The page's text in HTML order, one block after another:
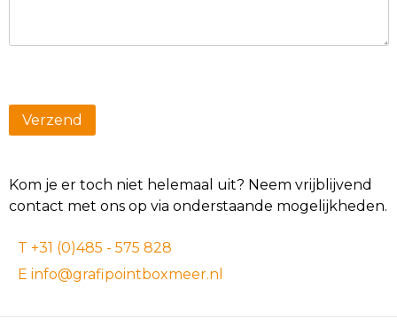
Kom je er toch niet helemaal uit? Neem vrijblijvend
contact met ons op via onderstaande mogelijkheden.
T +31 (0)485 - 575 828
E info@grafipointboxmeer.nl